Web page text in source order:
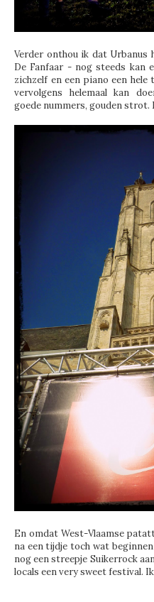
Verder onthou ik dat Urbanus
De Fanfaar - nog steeds kan
zichzelf en een piano een
vervolgens helemaal kan
goede nummers, gouden strot.
En omdat West-Vlaamse
na een tijdje toch wat
nog een streepje Suikerrock
locals een very sweet festival.